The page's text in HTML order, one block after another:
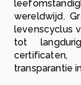
wereldwijd.
levenscyclus
tot
transparantie